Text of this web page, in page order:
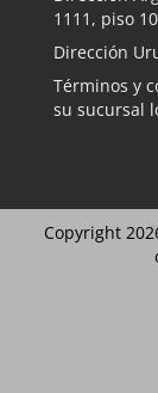
1111, piso
Dirección
Términos y
su sucursal
Copyright